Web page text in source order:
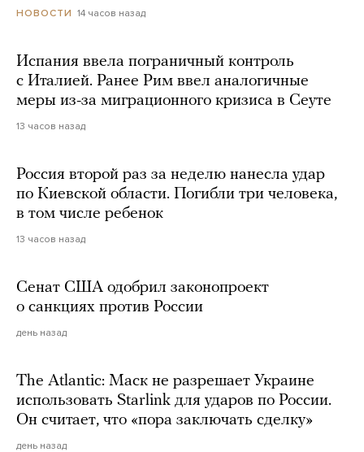
НОВОСТИ 14 часов назад
Испания ввела пограничный контроль
с Италией. Ранее Рим ввел аналогичные
меры из-за миграционного кризиса в Сеуте
13 часов назад
Россия второй раз за неделю нанесла удар
по Киевской области. Погибли три человека,
в том числе ребенок
13 часов назад
Сенат США одобрил законопроект
о санкциях против России
день назад
The Atlantic: Маск не разрешает Украине
использовать Starlink для ударов по России.
Он считает, что «пора заключать сделку»
день назад